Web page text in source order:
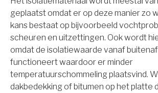
geplaatst omdat er op deze manier zo
kans bestaat op bijvoorbeeld
scheuren en uitzettingen. Ook wordt
omdat de isolatiewaarde vanaf
functioneert waardoor er minder
temperatuurschommeling plaatsvind.
dakbedekking of bitumen op het platte